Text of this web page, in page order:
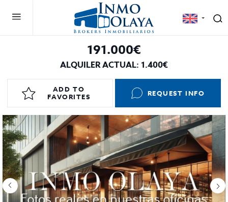
191.000€
ALQUILER ACTUAL: 1.400€
ADD TO
FAVORITES
REQUEST INFO